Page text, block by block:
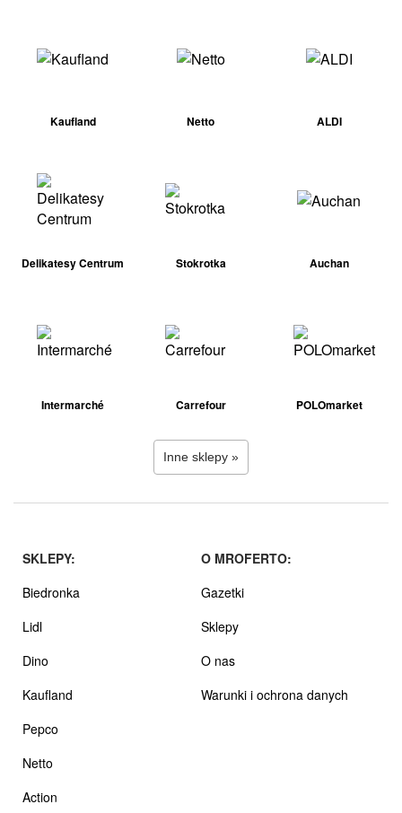
Kaufland Netto ALDI
Delikatesy Centrum Stokrotka Auchan
Intermarché Carrefour POLOmarket
Inne sklepy »
SKLEPY:
Biedronka
Lidl
Dino
Kaufland
Pepco
Netto
Action
O MROFERTO:
Gazetki
Sklepy
O nas
Warunki i ochrona danych